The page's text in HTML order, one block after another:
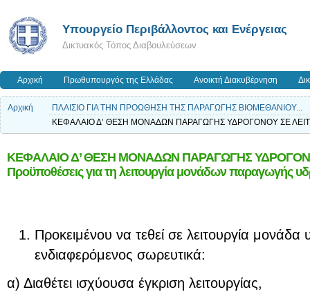
Yπουργείο Περιβάλλοντος και Ενέργειας
Δικτυακός Τόπος Διαβουλεύσεων
Αρχική Πρωθυπουργός της Ελλάδας Ανοικτή Διακυβέρνηση
Αρχική
ΠΛΑΙΣΙΟ ΓΙΑ ΤΗΝ ΠΡΟΩΘΗΣΗ ΤΗΣ ΠΑΡΑΓΩΓΗΣ ΒΙΟΜΕΘΑΝΙΟΥ...
ΚΕΦΑΛΑΙΟ Δ’ ΘΕΣΗ ΜΟΝΑΔΩΝ ΠΑΡΑΓΩΓΗΣ ΥΔΡΟΓΟΝΟΥ ΣΕ
ΚΕΦΑΛΑΙΟ Δ’ ΘΕΣΗ ΜΟΝΑΔΩΝ ΠΑΡΑΓΩΓΗΣ
Προϋποθέσεις για τη λειτουργία μονάδων παραγωγής
Προκειμένου να τεθεί σε λειτουργία
ενδιαφερόμενος σωρευτικά:
α) Διαθέτει ισχύουσα έγκριση λειτουργίας,